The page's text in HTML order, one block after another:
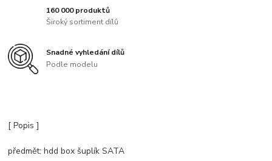
160 000 produktů
Široký sortiment dílů
Snadné vyhledání dílů
Podle modelu
[ Popis ]
předmět: hdd box šuplík SATA